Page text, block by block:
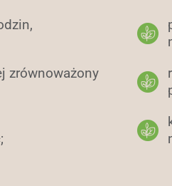
zrównoważony